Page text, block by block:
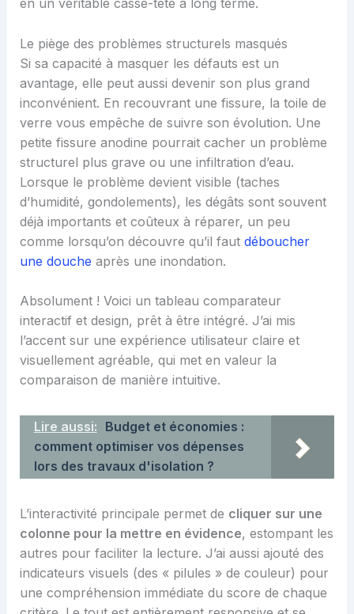
en un véritable casse-tête à long terme.
Le piège des problèmes structurels masqués
Si sa capacité à masquer les défauts est un
avantage, elle peut aussi devenir son plus grand
inconvénient. En recouvrant une fissure, la toile de
verre vous empêche de suivre son évolution. Une
petite fissure anodine pourrait cacher un problème
structurel plus grave ou une infiltration d’eau.
Lorsque le problème devient visible (taches
d’humidité, gondolements), les dégâts sont souvent
déjà importants et coûteux à réparer, un peu
comme lorsqu’on découvre qu’il faut déboucher
une douche après une inondation.
Absolument ! Voici un tableau comparateur
interactif et design, prêt à être intégré. J’ai mis
l’accent sur une expérience utilisateur claire et
visuellement agréable, qui met en valeur la
comparaison de manière intuitive.
Lire aussi: Budget et économies :
comment optimiser vos dépenses
lors des travaux d'isolation ?
L’interactivité principale permet de cliquer sur une
colonne pour la mettre en évidence, estompant les
autres pour faciliter la lecture. J’ai aussi ajouté des
indicateurs visuels (des « pilules » de couleur) pour
une compréhension immédiate du score de chaque